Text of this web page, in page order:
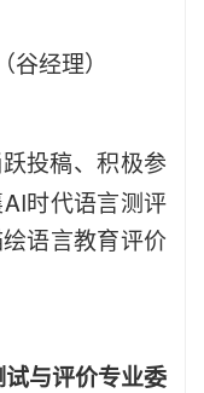
（谷经理）
投稿、积极参
AI时代语言测评
语言教育评价
与评价专业委